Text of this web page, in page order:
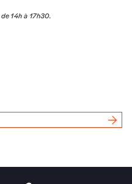
publiés.
de l’offre
ami·e et offrez-
14h à 17h30.